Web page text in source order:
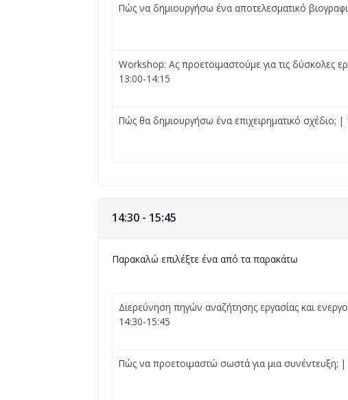
Πώς να δημιουργήσω ένα αποτελεσματικό
Workshop: Ας προετοιμαστούμε για τις δύσκολες
13:00-14:15
Πώς θα δημιουργήσω ένα επιχειρηματικό σχέδιο; |
14:30 - 15:45
Παρακαλώ επιλέξτε ένα από τα παρακάτω
Διερεύνηση πηγών αναζήτησης εργασίας και
14:30-15:45
Πώς να προετοιμαστώ σωστά για μια συνέντευξη;